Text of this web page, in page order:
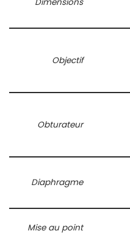
Objectif
Obturateur
Diaphragme
Mise au point